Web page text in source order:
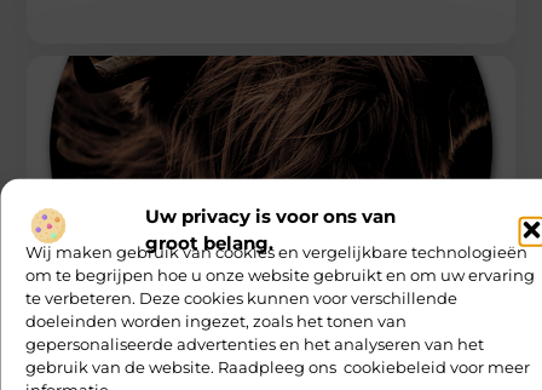
Uw privacy is voor ons van
groot belang.
Wij maken gebruik van cookies en vergelijkbare technologieën
om te begrijpen hoe u onze website gebruikt en om uw ervaring
te verbeteren. Deze cookies kunnen voor verschillende
doeleinden worden ingezet, zoals het tonen van
gepersonaliseerde advertenties en het analyseren van het
gebruik van de website. Raadpleeg ons cookiebeleid voor meer
WONING EN TUIN
De complete gids voor wanddecoratie en
hoe u deze het beste in uw huis kunt
gebruiken
Een cirkel op de muur is een zeer belangrijk aspect in
woondecoratie. Het kan de uitstraling van je kamer maken
M Vd Webdesign